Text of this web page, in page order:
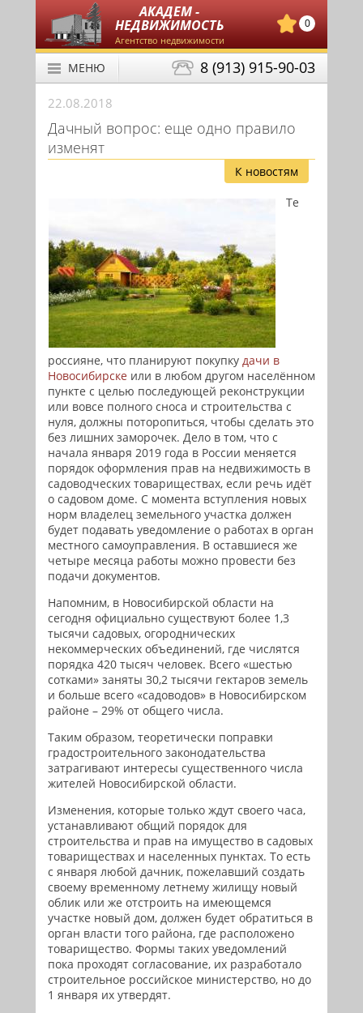
АКАДЕМ -
НЕДВИЖИМОСТЬ
Агентство недвижимости
0
8 (913) 915-90-03
МЕНЮ
22.08.2018
Дачный вопрос: еще одно правило
изменят
К новостям
Те
россияне, что планируют покупку дачи в
Новосибирске или в любом другом населённом
пункте с целью последующей реконструкции
или вовсе полного сноса и строительства с
нуля, должны поторопиться, чтобы сделать это
без лишних заморочек. Дело в том, что с
начала января 2019 года в России меняется
порядок оформления прав на недвижимость в
садоводческих товариществах, если речь идёт
о садовом доме. С момента вступления новых
норм владелец земельного участка должен
будет подавать уведомление о работах в орган
местного самоуправления. В оставшиеся же
четыре месяца работы можно провести без
подачи документов.
Напомним, в Новосибирской области на
сегодня официально существуют более 1,3
тысячи садовых, огороднических
некоммерческих объединений, где числятся
порядка 420 тысяч человек. Всего «шестью
сотками» заняты 30,2 тысячи гектаров земель
и больше всего «садоводов» в Новосибирском
районе – 29% от общего числа.
Таким образом, теоретически поправки
градостроительного законодательства
затрагивают интересы существенного числа
жителей Новосибирской области.
Изменения, которые только ждут своего часа,
устанавливают общий порядок для
строительства и прав на имущество в садовых
товариществах и населенных пунктах. То есть
с января любой дачник, пожелавший создать
своему временному летнему жилищу новый
облик или же отстроить на имеющемся
участке новый дом, должен будет обратиться в
орган власти того района, где расположено
товарищество. Формы таких уведомлений
пока проходят согласование, их разработало
строительное российское министерство, но до
1 января их утвердят.